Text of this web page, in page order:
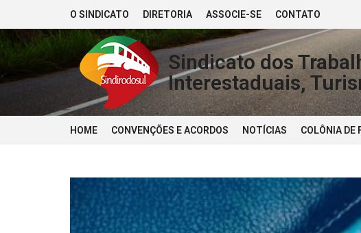
O SINDICATO DIRETORIA ASSOCIE-SE CONTATO
Sindicato dos
Interestaduais,
HOME CONVENÇÕES E ACORDOS NOTÍCIAS COLÔNIA DE